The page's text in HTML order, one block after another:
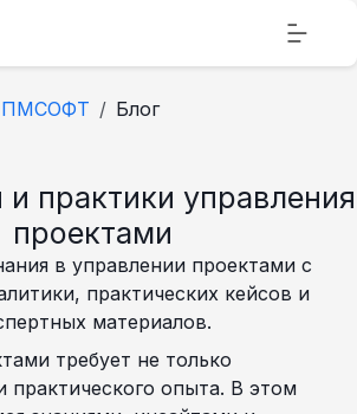
ПМСОФТ Блог
практики управления
проектами
в управлении проектами с
практических кейсов и
материалов.
требует не только
практического опыта. В этом